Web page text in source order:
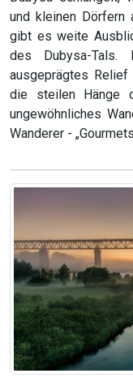
und kleinen Dörfern
gibt es weite
des Dubysa-
ausgeprägtes
die steilen Hänge
ungewöhnliches
Wanderer -